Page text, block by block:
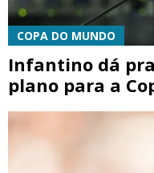
COPA DO MUNDO
Infantino dá
plano para a